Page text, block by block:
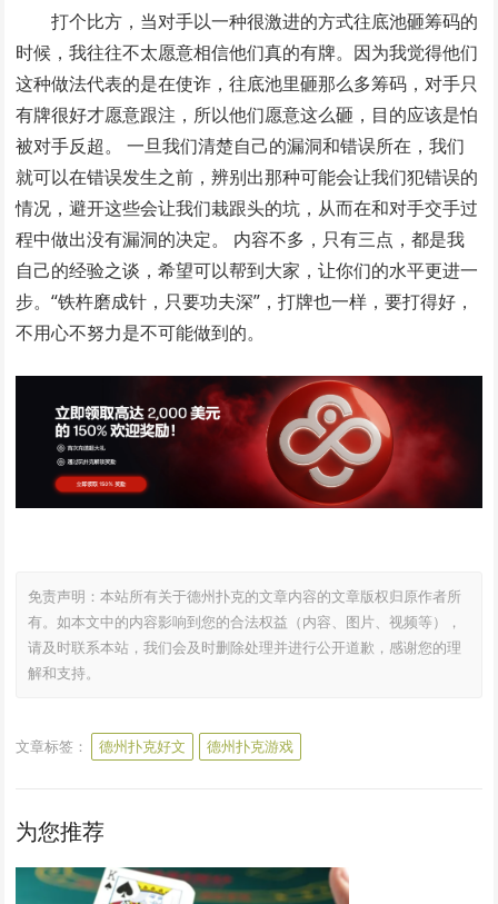
打个比方，当对手以一种很激进的方式往底池砸筹码的
时候，我往往不太愿意相信他们真的有牌。因为我觉得他们
这种做法代表的是在使诈，往底池里砸那么多筹码，对手只
有牌很好才愿意跟注，所以他们愿意这么砸，目的应该是怕
被对手反超。 一旦我们清楚自己的漏洞和错误所在，我们
就可以在错误发生之前，辨别出那种可能会让我们犯错误的
情况，避开这些会让我们栽跟头的坑，从而在和对手交手过
程中做出没有漏洞的决定。 内容不多，只有三点，都是我
自己的经验之谈，希望可以帮到大家，让你们的水平更进一
步。“铁杵磨成针，只要功夫深”，打牌也一样，要打得好，
不用心不努力是不可能做到的。
免责声明：本站所有关于德州扑克的文章内容的文章版权归原作者所
有。如本文中的内容影响到您的合法权益（内容、图片、视频等），
请及时联系本站，我们会及时删除处理并进行公开道歉，感谢您的理
解和支持。
文章标签： 德州扑克好文 德州扑克游戏
为您推荐